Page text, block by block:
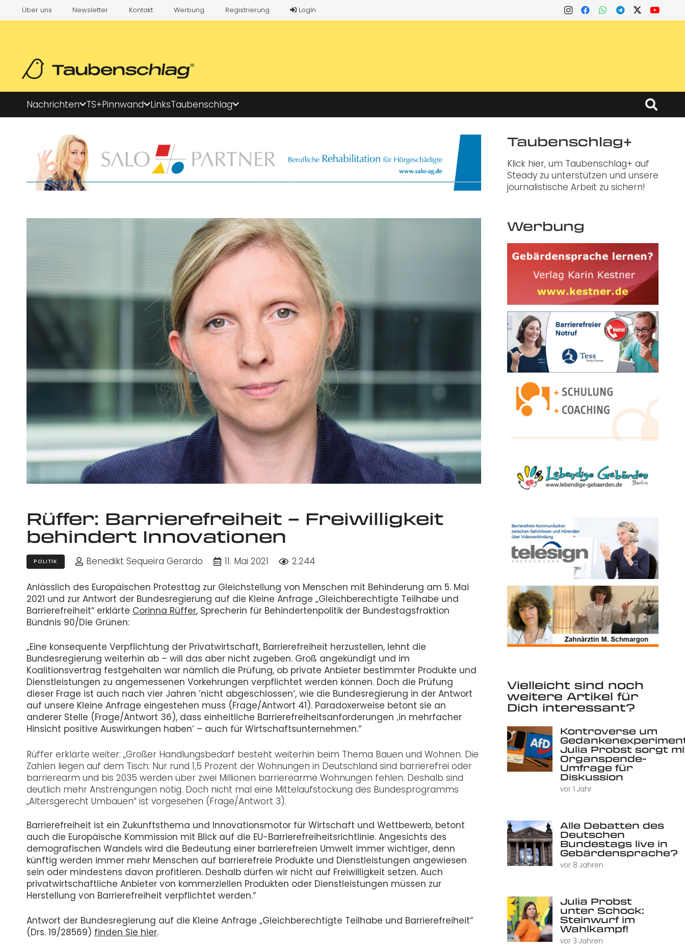
Über uns Newsletter Kontakt Werbung Registrierung LogIn
Nachrichten TS+Pinnwand LinksTaubenschlag
Rüffer: Barrierefreiheit – Freiwilligkeit
behindert Innovationen
POLITIK Benedikt Sequeira Gerardo 11. Mai 2021 2.244
Anlässlich des Europäischen Protesttag zur Gleichstellung von Menschen mit Behinderung am 5. Mai
2021 und zur Antwort der Bundesregierung auf die Kleine Anfrage „Gleichberechtigte Teilhabe und
Barrierefreiheit“ erklärte Corinna Rüffer, Sprecherin für Behindertenpolitik der Bundestagsfraktion
Bündnis 90/Die Grünen:
„Eine konsequente Verpflichtung der Privatwirtschaft, Barrierefreiheit herzustellen, lehnt die
Bundesregierung weiterhin ab – will das aber nicht zugeben. Groß angekündigt und im
Koalitionsvertrag festgehalten war nämlich die Prüfung, ob private Anbieter bestimmter Produkte und
Dienstleistungen zu angemessenen Vorkehrungen verpflichtet werden können. Doch die Prüfung
dieser Frage ist auch nach vier Jahren ’nicht abgeschlossen‘, wie die Bundesregierung in der Antwort
auf unsere Kleine Anfrage eingestehen muss (Frage/Antwort 41). Paradoxerweise betont sie an
anderer Stelle (Frage/Antwort 36), dass einheitliche Barrierefreiheitsanforderungen ‚in mehrfacher
Hinsicht positive Auswirkungen haben‘ – auch für Wirtschaftsunternehmen.“
Rüffer erklärte weiter: „Großer Handlungsbedarf besteht weiterhin beim Thema Bauen und Wohnen. Die
Zahlen liegen auf dem Tisch: Nur rund 1,5 Prozent der Wohnungen in Deutschland sind barrierefrei oder
barrierearm und bis 2035 werden über zwei Millionen barrierearme Wohnungen fehlen. Deshalb sind
deutlich mehr Anstrengungen nötig. Doch nicht mal eine Mittelaufstockung des Bundesprogramms
„Altersgerecht Umbauen“ ist vorgesehen (Frage/Antwort 3).
Barrierefreiheit ist ein Zukunftsthema und Innovationsmotor für Wirtschaft und Wettbewerb, betont
auch die Europäische Kommission mit Blick auf die EU-Barrierefreiheitsrichtlinie. Angesichts des
demografischen Wandels wird die Bedeutung einer barrierefreien Umwelt immer wichtiger, denn
künftig werden immer mehr Menschen auf barrierefreie Produkte und Dienstleistungen angewiesen
sein oder mindestens davon profitieren. Deshalb dürfen wir nicht auf Freiwilligkeit setzen. Auch
privatwirtschaftliche Anbieter von kommerziellen Produkten oder Dienstleistungen müssen zur
Herstellung von Barrierefreiheit verpflichtet werden.“
Antwort der Bundesregierung auf die Kleine Anfrage „Gleichberechtigte Teilhabe und Barrierefreiheit“
(Drs. 19/28569) finden Sie hier.
Taubenschlag+
Klick hier, um Taubenschlag+ auf
Steady zu unterstützen und unsere
journalistische Arbeit zu sichern!
Werbung
Vielleicht sind noch
weitere Artikel für
Dich interessant?
Kontroverse um
Julia Probst sorgt
Organspende-
Umfrage für
Diskussion
vor 1 Jahr
Alle Debatten des
Deutschen
Bundestags live in
Gebärdensprache?
vor 8 Jahren
Julia Probst
unter Schock:
Steinwurf im
Wahlkampf!
vor 3 Jahren